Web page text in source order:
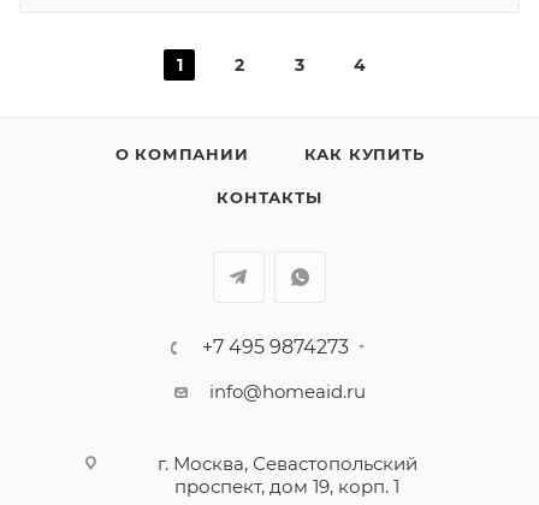
1 2 3 4
О КОМПАНИИ КАК КУПИТЬ
КОНТАКТЫ
+7 495 9874273
info@homeaid.ru
г. Москва, Севастопольский
проспект, дом 19, корп. 1